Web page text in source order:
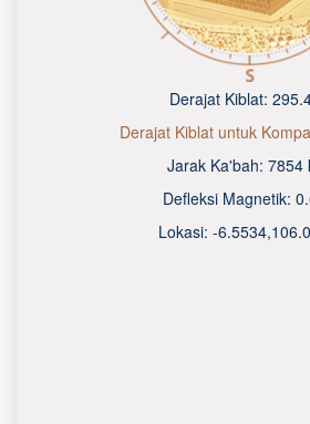
Derajat Kiblat:
Derajat Kiblat untuk
Jarak Ka'bah: 7854
Defleksi Magnetik:
Lokasi: -6.5534,